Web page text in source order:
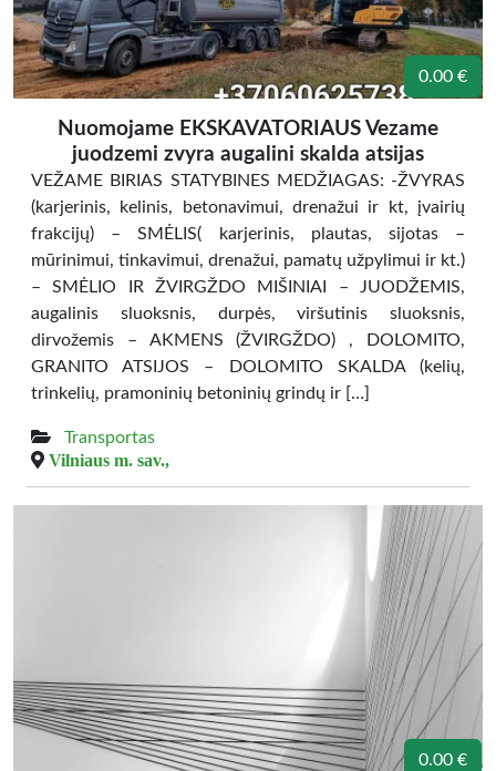
0.00 €
Nuomojame EKSKAVATORIAUS Vezame
juodzemi zvyra augalini skalda atsijas
VEŽAME BIRIAS STATYBINES MEDŽIAGAS: -ŽVYRAS
(karjerinis, kelinis, betonavimui, drenažui ir kt, įvairių
frakcijų) – SMĖLIS( karjerinis, plautas, sijotas –
mūrinimui, tinkavimui, drenažui, pamatų užpylimui ir kt.)
– SMĖLIO IR ŽVIRGŽDO MIŠINIAI – JUODŽEMIS,
augalinis sluoksnis, durpės, viršutinis sluoksnis,
dirvožemis – AKMENS (ŽVIRGŽDO) , DOLOMITO,
GRANITO ATSIJOS – DOLOMITO SKALDA (kelių,
trinkelių, pramoninių betoninių grindų ir […]
Transportas
Vilniaus m. sav.,
0.00 €